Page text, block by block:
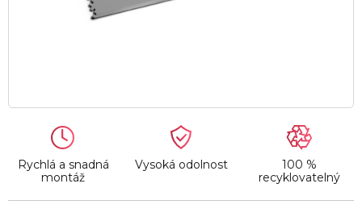
Rychlá a snadná
montáž
Vysoká odolnost
100 %
recyklovatelný